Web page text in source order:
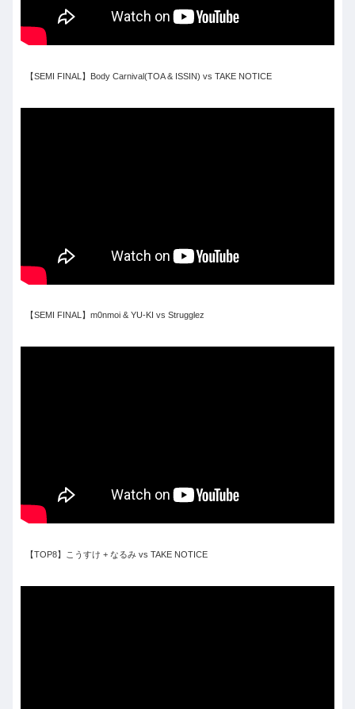
【SEMI FINAL】Body Carnival(TOA & ISSIN) vs TAKE NOTICE
【SEMI FINAL】m0nmoi & YU-KI vs Strugglez
【TOP8】こうすけ + なるみ vs TAKE NOTICE